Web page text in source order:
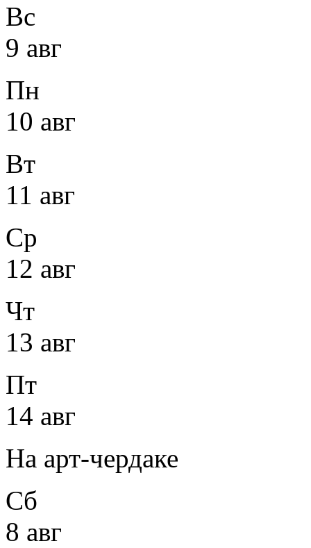
Вс
9 авг
Пн
10 авг
Вт
11 авг
Ср
12 авг
Чт
13 авг
Пт
14 авг
На арт-чердаке
Сб
8 авг